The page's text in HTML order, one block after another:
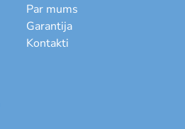
Par mums
Garantija
Kontakti